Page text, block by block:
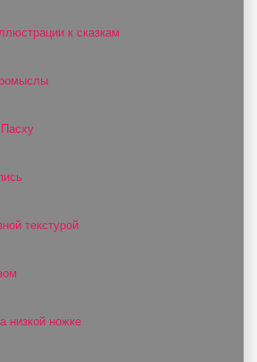
к сказкам
текстурой
низкой ножке